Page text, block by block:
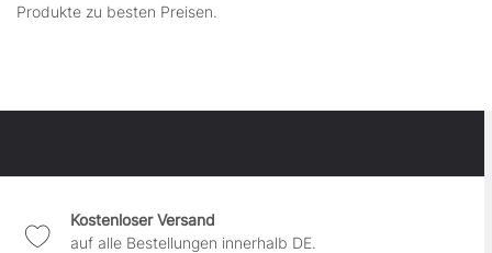
Produkte zu besten Preisen.
Kostenloser Versand
auf alle Bestellungen innerhalb DE.